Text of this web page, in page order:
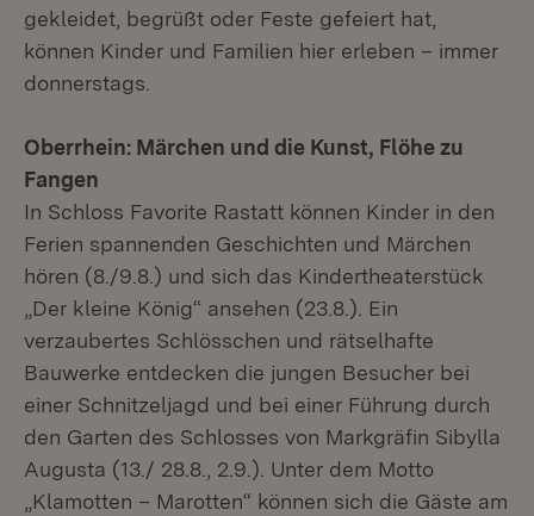
gekleidet, begrüßt oder Feste gefeiert hat,
können Kinder und Familien hier erleben – immer
donnerstags.
Oberrhein: Märchen und die Kunst, Flöhe zu
Fangen
In Schloss Favorite Rastatt können Kinder in den
Ferien spannenden Geschichten und Märchen
hören (8./9.8.) und sich das Kindertheaterstück
„Der kleine König“ ansehen (23.8.). Ein
verzaubertes Schlösschen und rätselhafte
Bauwerke entdecken die jungen Besucher bei
einer Schnitzeljagd und bei einer Führung durch
den Garten des Schlosses von Markgräfin Sibylla
Augusta (13./ 28.8., 2.9.). Unter dem Motto
„Klamotten – Marotten“ können sich die Gäste am